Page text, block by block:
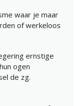
waar je maar
of werkeloos
ernstige
ogen
de zg.